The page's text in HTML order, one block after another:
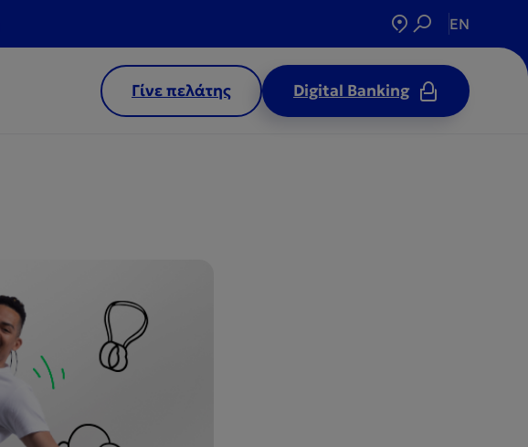
EN
Γίνε πελάτης Digital Banking